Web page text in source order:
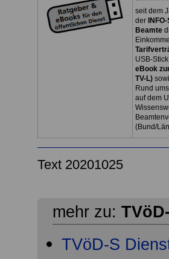
seit dem
der
Beamte
USB-
eBook
TV-L)
Rund
auf dem
(Bund/
Text 20201025
mehr zu:
TVöD-S